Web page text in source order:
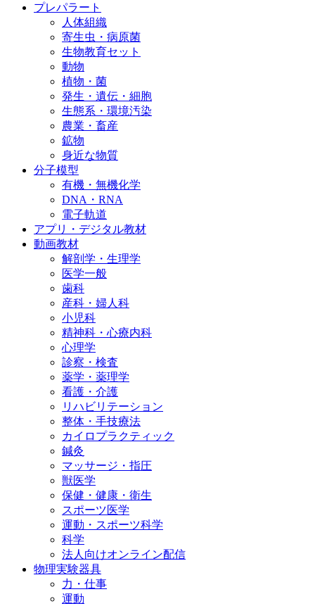
プレパラート
人体組織
寄生虫・病原菌
生物教育セット
動物
植物・菌
発生・遺伝・細胞
生態系・環境汚染
農業・畜産
鉱物
身近な物質
分子模型
有機・無機化学
DNA・RNA
電子軌道
アプリ・デジタル教材
動画教材
解剖学・生理学
医学一般
歯科
産科・婦人科
小児科
精神科・心療内科
心理学
診察・検査
薬学・薬理学
看護・介護
リハビリテーション
整体・手技療法
カイロプラクティック
鍼灸
マッサージ・指圧
獣医学
保健・健康・衛生
スポーツ医学
運動・スポーツ科学
科学
法人向けオンライン配信
物理実験器具
力・仕事
運動